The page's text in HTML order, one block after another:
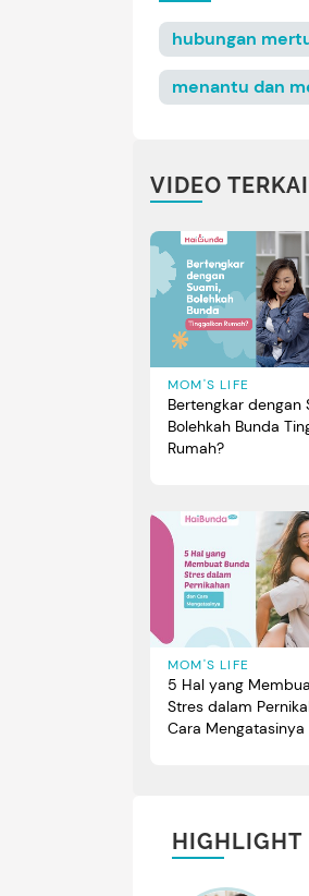
hubungan
menantu dan
VIDEO
MOM'S LIFE
Bertengkar dengan
Bolehkah Bunda
Rumah?
MOM'S LIFE
5 Hal yang
Stres dalam
Cara Mengatasinya
HIGHLIGHT